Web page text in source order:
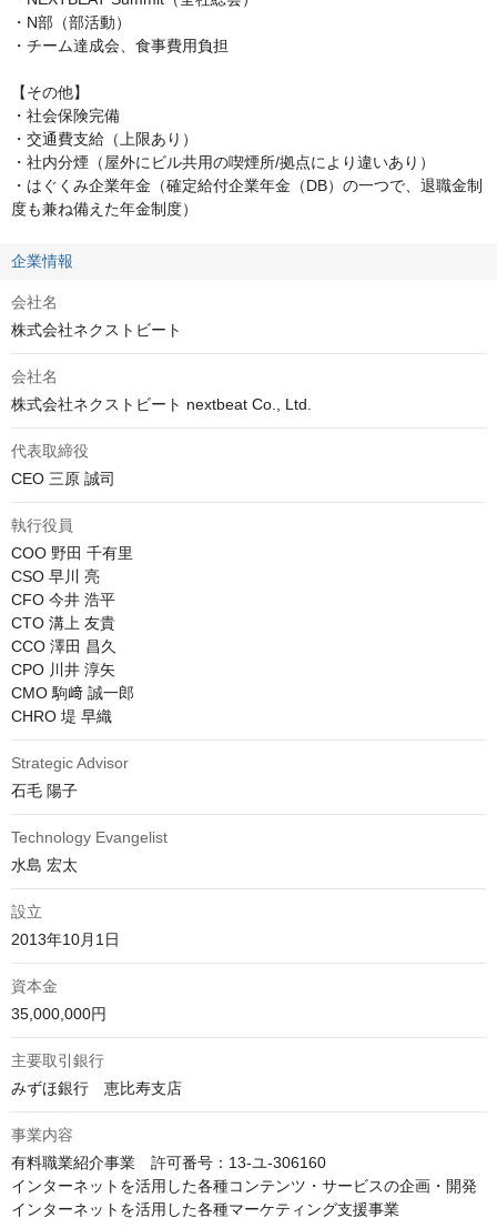
・N部（部活動）
・チーム達成会、食事費用負担
【その他】
・社会保険完備
・交通費支給（上限あり）
・社内分煙（屋外にビル共用の喫煙所/拠点により違いあり）
・はぐくみ企業年金（確定給付企業年金（DB）の一つで、退職金制
度も兼ね備えた年金制度）
企業情報
会社名
株式会社ネクストビート
会社名
株式会社ネクストビート nextbeat Co., Ltd.
代表取締役
CEO 三原 誠司
執行役員
COO 野田 千有里
CSO 早川 亮
CFO 今井 浩平
CTO 溝上 友貴
CCO 澤田 昌久
CPO 川井 淳矢
CMO 駒﨑 誠一郎
CHRO 堤 早織
Strategic Advisor
石毛 陽子
Technology Evangelist
水島 宏太
設立
2013年10月1日
資本金
35,000,000円
主要取引銀行
みずほ銀行　恵比寿支店
事業内容
有料職業紹介事業　許可番号：13-ユ-306160
インターネットを活用した各種コンテンツ・サービスの企画・開発
インターネットを活用した各種マーケティング支援事業